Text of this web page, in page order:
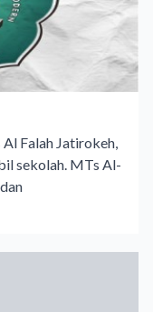
Falah Jatirokeh,
sekolah. MTs Al-